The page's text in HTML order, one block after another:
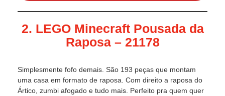
2. LEGO Minecraft Pousada da
Raposa – 21178
Simplesmente fofo demais. São 193 peças que montam
uma casa em formato de raposa. Com direito a raposa do
Ártico, zumbi afogado e tudo mais. Perfeito pra quem quer